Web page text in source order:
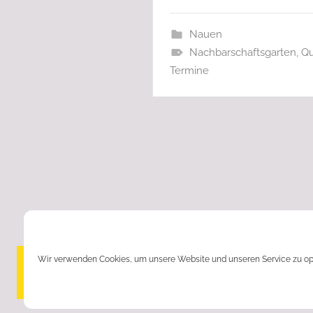
Wir verwenden Cookies, um unsere Website und unseren Service zu
Nauen
Nachbarschaftsgarten,
Termine
© Mikado e.V. | Geschäftsstelle: Karl-